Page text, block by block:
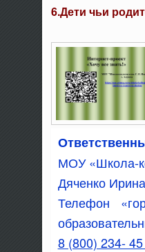
6.Дети чьи
МОУ «Школа-
Дяченко
Телефон
8 (800) 234-